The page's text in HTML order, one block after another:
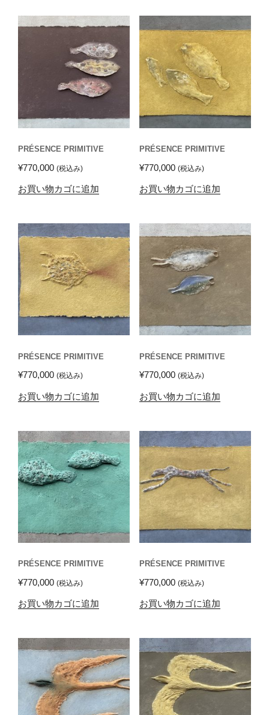
PRÉSENCE PRIMITIVE
¥770,000 (税込み)
お買い物カゴに追加
PRÉSENCE PRIMITIVE
¥770,000 (税込み)
お買い物カゴに追加
PRÉSENCE PRIMITIVE
¥770,000 (税込み)
お買い物カゴに追加
PRÉSENCE PRIMITIVE
¥770,000 (税込み)
お買い物カゴに追加
PRÉSENCE PRIMITIVE
¥770,000 (税込み)
お買い物カゴに追加
PRÉSENCE PRIMITIVE
¥770,000 (税込み)
お買い物カゴに追加